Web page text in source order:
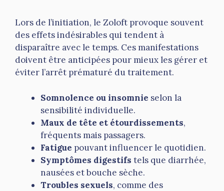
Lors de l’initiation, le Zoloft provoque souvent
des effets indésirables qui tendent à
disparaître avec le temps. Ces manifestations
doivent être anticipées pour mieux les gérer et
éviter l’arrêt prématuré du traitement.
Somnolence ou insomnie selon la
sensibilité individuelle.
Maux de tête et étourdissements,
fréquents mais passagers.
Fatigue pouvant influencer le quotidien.
Symptômes digestifs tels que diarrhée,
nausées et bouche sèche.
Troubles sexuels, comme des